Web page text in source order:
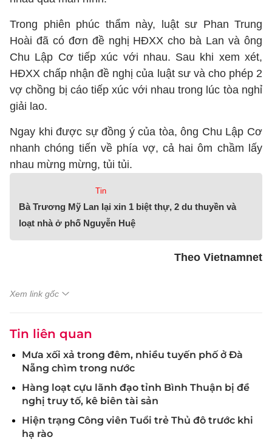
Trong phiên phúc thẩm này, luật sư Phan Trung
Hoài đã có đơn đề nghị HĐXX cho bà Lan và ông
Chu Lập Cơ tiếp xúc với nhau. Sau khi xem xét,
HĐXX chấp nhận đề nghị của luật sư và cho phép 2
vợ chồng bị cáo tiếp xúc với nhau trong lúc tòa nghỉ
giải lao.
Ngay khi được sự đồng ý của tòa, ông Chu Lập Cơ
nhanh chóng tiến về phía vợ, cả hai ôm chầm lấy
nhau mừng mừng, tủi tủi.
Tin
Bà Trương Mỹ Lan lại xin 1 biệt thự, 2 du thuyền và
loạt nhà ở phố Nguyễn Huệ
Theo Vietnamnet
Xem link gốc
Tin liên quan
Mưa xối xả trong đêm, nhiều tuyến phố ở Đà
Nẵng chìm trong nước
Hàng loạt cựu lãnh đạo tỉnh Bình Thuận bị đề
nghị truy tố, kê biên tài sản
Hiện trạng Công viên Tuổi trẻ Thủ đô trước khi
hạ rào